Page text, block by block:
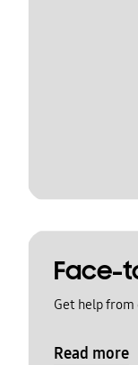
Face-
Get help
Read more